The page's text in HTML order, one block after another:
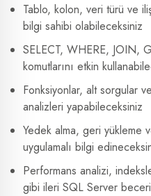
Tablo, kolon, veri türü ve
bilgi sahibi olabileceksiniz
SELECT, WHERE, JOIN,
komutlarını etkin
Fonksiyonlar, alt sorgular
analizleri yapabileceksiniz
Yedek alma, geri yükleme
uygulamalı bilgi
Performans analizi,
gibi ileri SQL Server